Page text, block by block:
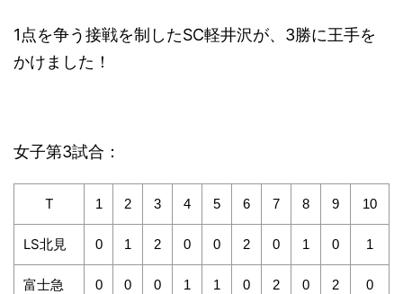
1点を争う接戦を制したSC軽井沢が、3勝に王手を
かけました！
女子第3試合：
T 1 2 3 4 5 6 7 8 9 10
LS北見 0 1 2 0 0 2 0 1 0 1
富士急 0 0 0 1 1 0 2 0 2 0